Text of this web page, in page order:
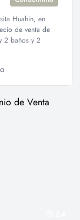
Huahin, en
de venta de
2 baños y 2